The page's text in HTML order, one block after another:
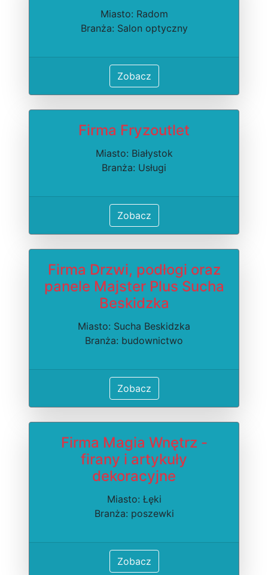
Miasto: Radom
Branża: Salon optyczny
Zobacz
Firma Fryzoutlet
Miasto: Białystok
Branża: Usługi
Zobacz
Firma Drzwi, podłogi oraz
panele Majster Plus Sucha
Beskidzka
Miasto: Sucha Beskidzka
Branża: budownictwo
Zobacz
Firma Magia Wnętrz -
firany i artykuły
dekoracyjne
Miasto: Łęki
Branża: poszewki
Zobacz